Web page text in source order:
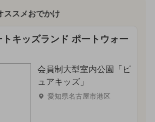
ススメおでかけ
トキッズランド ポートウォー
会員制大型室内公園「ピ
ュアキッズ」
愛知県名古屋市港区